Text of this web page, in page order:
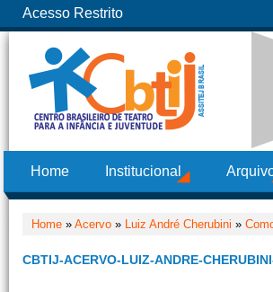
Acesso Restrito
Home Institucional
Home » Acervo » Luiz André Cherubini »
CBTIJ-ACERVO-LUIZ-ANDRE-